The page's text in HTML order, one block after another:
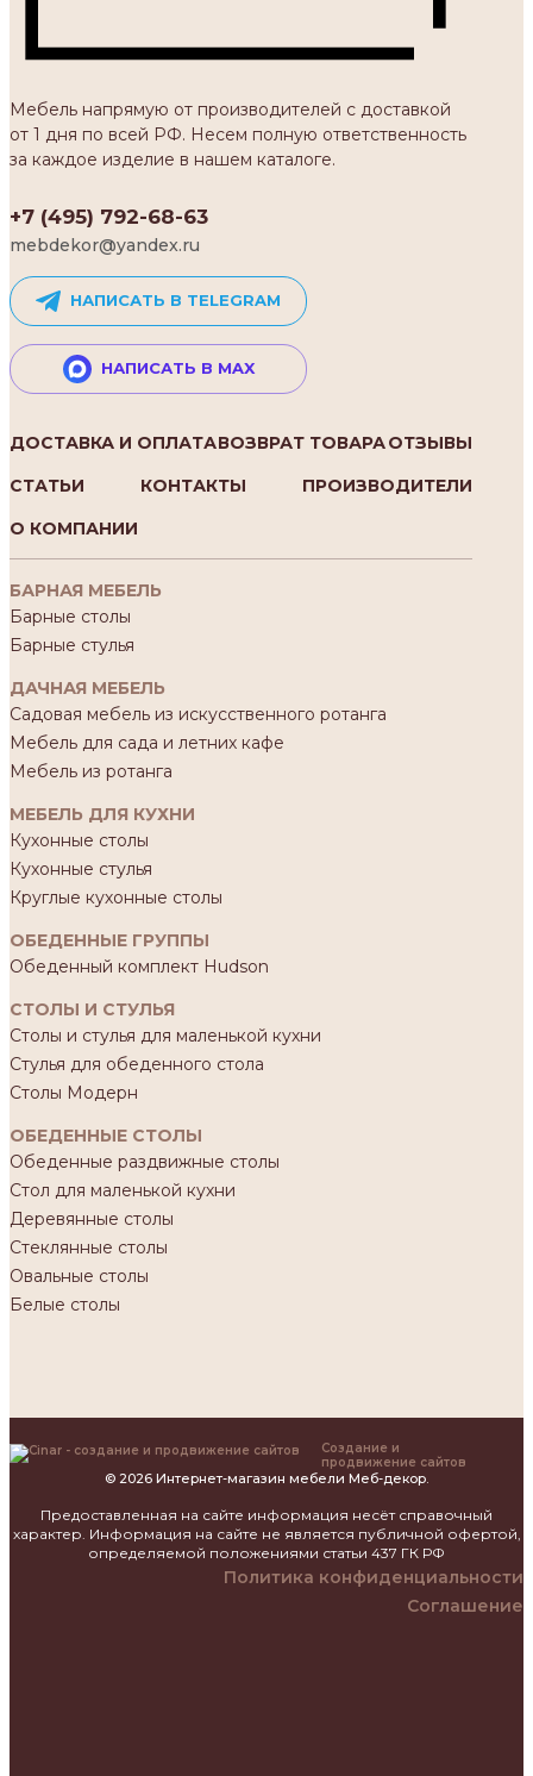
Мебель напрямую от производителей с доставкой
от 1 дня по всей РФ. Несем полную ответственность
за каждое изделие в нашем каталоге.
+7 (495) 792-68-63
mebdekor@yandex.ru
НАПИСАТЬ В TELEGRAM
НАПИСАТЬ В MAX
ДОСТАВКА И ОПЛАТАВОЗВРАТ ТОВАРАОТЗЫВЫ
СТАТЬИ
КОНТАКТЫ
ПРОИЗВОДИТЕЛИ
О КОМПАНИИ
БАРНАЯ МЕБЕЛЬ
Барные столы
Барные стулья
ДАЧНАЯ МЕБЕЛЬ
Садовая мебель из искусственного ротанга
Мебель для сада и летних кафе
Мебель из ротанга
МЕБЕЛЬ ДЛЯ КУХНИ
Кухонные столы
Кухонные стулья
Круглые кухонные столы
ОБЕДЕННЫЕ ГРУППЫ
Обеденный комплект Hudson
СТОЛЫ И СТУЛЬЯ
Столы и стулья для маленькой кухни
Стулья для обеденного стола
Столы Модерн
ОБЕДЕННЫЕ СТОЛЫ
Обеденные раздвижные столы
Стол для маленькой кухни
Деревянные столы
Стеклянные столы
Овальные столы
Белые столы
Создание и
продвижение сайтов
© 2026 Интернет-магазин мебели Меб-декор.
Предоставленная на сайте информация несёт справочный
характер. Информация на сайте не является публичной офертой,
определяемой положениями статьи 437 ГК РФ
Политика конфиденциальности
Соглашение